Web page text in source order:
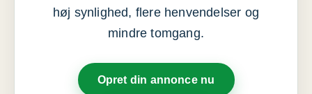
høj synlighed, flere henvendelser og
mindre tomgang.
Opret din annonce nu